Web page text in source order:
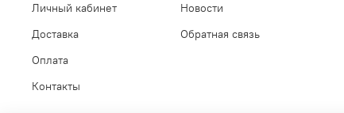
Личный кабинет
Доставка
Оплата
Контакты
Новости
Обратная связь